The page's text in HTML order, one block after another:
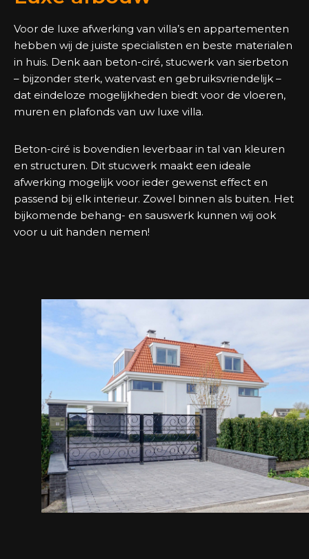
Voor de luxe afwerking van villa’s en appartementen
hebben wij de juiste specialisten en beste materialen
in huis. Denk aan beton-ciré, stucwerk van sierbeton
– bijzonder sterk, watervast en gebruiksvriendelijk –
dat eindeloze mogelijkheden biedt voor de vloeren,
muren en plafonds van uw luxe villa.
Beton-ciré is bovendien leverbaar in tal van kleuren
en structuren. Dit stucwerk maakt een ideale
afwerking mogelijk voor ieder gewenst effect en
passend bij elk interieur. Zowel binnen als buiten. Het
bijkomende behang- en sauswerk kunnen wij ook
voor u uit handen nemen!